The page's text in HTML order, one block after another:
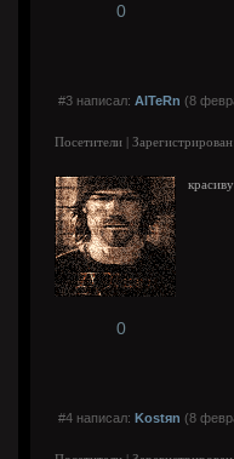
0
#3 написал: AlTeRn (8
Посетители |
0
#4 написал: Kostяn (8